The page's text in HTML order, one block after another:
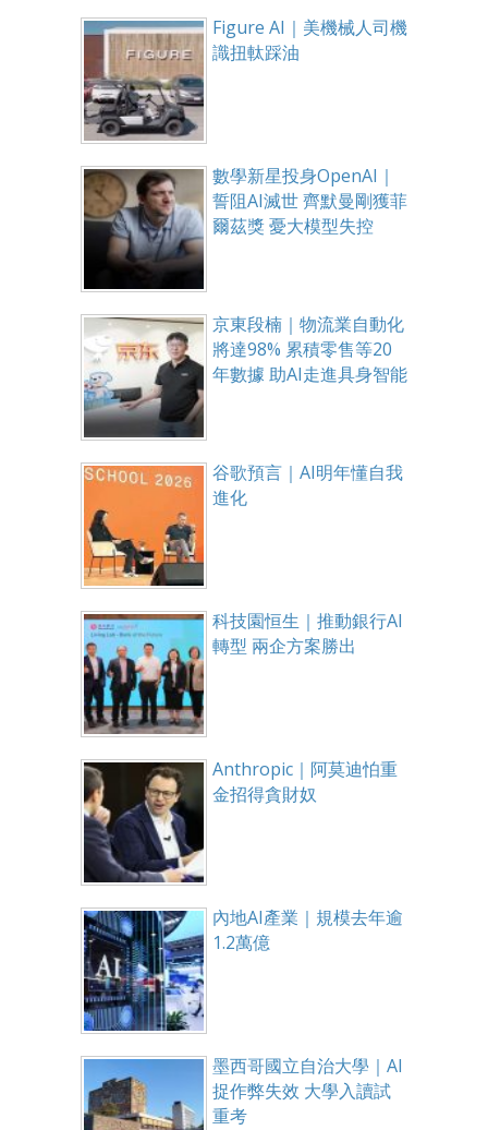
Figure AI｜美機械人司機
識扭軚踩油
數學新星投身OpenAI｜
誓阻AI滅世 齊默曼剛獲菲
爾茲獎 憂大模型失控
京東段楠｜物流業自動化
將達98% 累積零售等20
年數據 助AI走進具身智能
谷歌預言｜AI明年懂自我
進化
科技園恒生｜推動銀行AI
轉型 兩企方案勝出
Anthropic｜阿莫迪怕重
金招得貪財奴
內地AI產業｜規模去年逾
1.2萬億
墨西哥國立自治大學｜AI
捉作弊失效 大學入讀試
重考